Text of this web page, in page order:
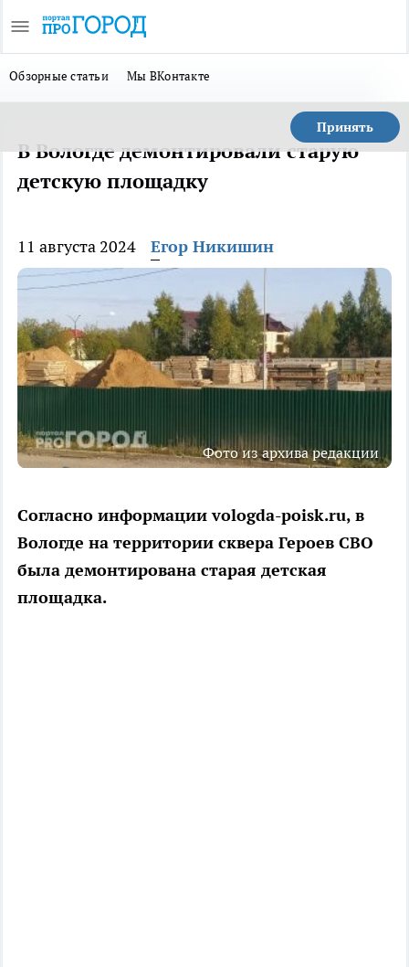
Обзорные статьи Мы ВКонтакте
Принять
В Вологде демонтировали старую
детскую площадку
11 августа 2024 Егор Никишин
Фото из архива редакции
Согласно информации vologda-poisk.ru, в
Вологде на территории сквера Героев СВО
была демонтирована старая детская
площадка.